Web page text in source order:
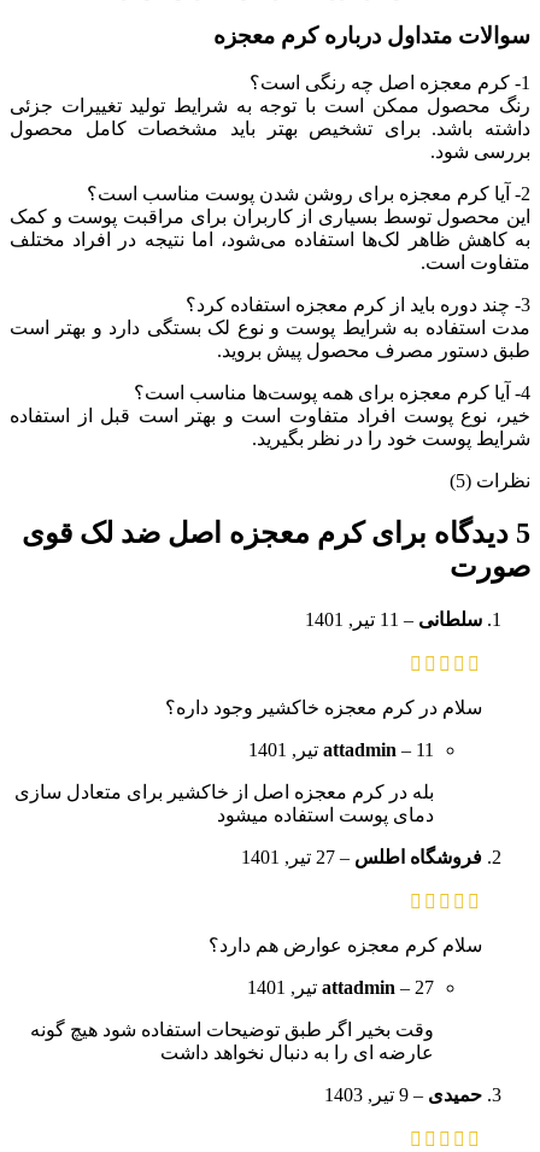
سوالات متداول درباره کرم معجزه
1- کرم معجزه اصل چه رنگی است؟
رنگ محصول ممکن است با توجه به شرایط تولید تغییرات جزئی
داشته باشد. برای تشخیص بهتر باید مشخصات کامل محصول
بررسی شود.
2- آیا کرم معجزه برای روشن شدن پوست مناسب است؟
این محصول توسط بسیاری از کاربران برای مراقبت پوست و کمک
به کاهش ظاهر لک‌ها استفاده می‌شود، اما نتیجه در افراد مختلف
متفاوت است.
3- چند دوره باید از کرم معجزه استفاده کرد؟
مدت استفاده به شرایط پوست و نوع لک بستگی دارد و بهتر است
طبق دستور مصرف محصول پیش بروید.
4- آیا کرم معجزه برای همه پوست‌ها مناسب است؟
خیر، نوع پوست افراد متفاوت است و بهتر است قبل از استفاده
شرایط پوست خود را در نظر بگیرید.
نظرات (5)
5 دیدگاه برای
کرم معجزه اصل ضد لک قوی
صورت
سلطانی – 11 تیر, 1401
سلام در کرم معجزه خاکشیر وجود داره؟
attadmin – 11 تیر, 1401
بله در کرم معجزه اصل از خاکشیر برای متعادل سازی
دمای پوست استفاده میشود
فروشگاه اطلس – 27 تیر, 1401
سلام کرم معجزه عوارض هم دارد؟
attadmin – 27 تیر, 1401
وقت بخیر اگر طبق توضیحات استفاده شود هیچ گونه
عارضه ای را به دنبال نخواهد داشت
حمیدی – 9 تیر, 1403